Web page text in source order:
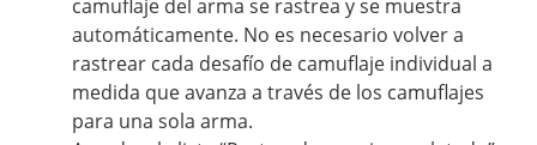
camuflaje del arma se rastrea y se muestra
automáticamente. No es necesario volver a
rastrear cada desafío de camuflaje individual a
medida que avanza a través de los camuflajes
para una sola arma.